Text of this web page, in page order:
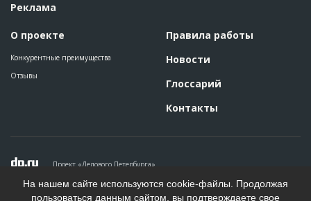
Реклама
О проекте
Конкурентные преимущества
Отзывы
Правила работы
Новости
Глоссарий
Контакты
Проект «Делового Петербурга»
Политика конфиденциальности
Пользовательское соглашение
На нашем сайте используются cookie-файлы. Продолжая
пользоваться данным сайтом, вы подтверждаете свое